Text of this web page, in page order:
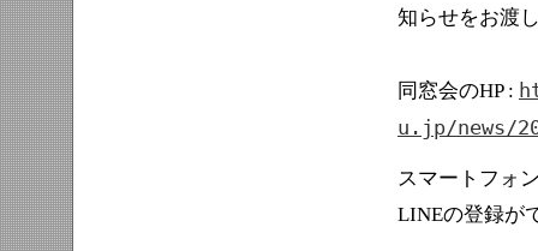
知らせをお渡
同窓会のHP :
u.jp/news/
スマートフ
LINEの登録が